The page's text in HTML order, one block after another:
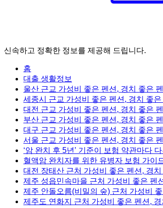
신속하고 정확한 정보를 제공해 드립니다.
홈
대출 생활정보
울산 근교 가성비 좋은 펜션, 경치 좋은
세종시 근교 가성비 좋은 펜션, 경치 좋은
대전 근교 가성비 좋은 펜션, 경치 좋은
부산 근교 가성비 좋은 펜션, 경치 좋은
대구 근교 가성비 좋은 펜션, 경치 좋은
서울 근교 가성비 좋은 펜션, 경치 좋은
‘암 완치 후 5년’ 기준이 보험 약관마다
혈액암 완치자를 위한 유병자 보험 가이
대전 장태산 근처 가성비 좋은 펜션, 경
제주 성읍민속마을 근처 가성비 좋은 펜
제주 안돌오름(비밀의 숲) 근처 가성비
제주도 연화지 근처 가성비 좋은 펜션,